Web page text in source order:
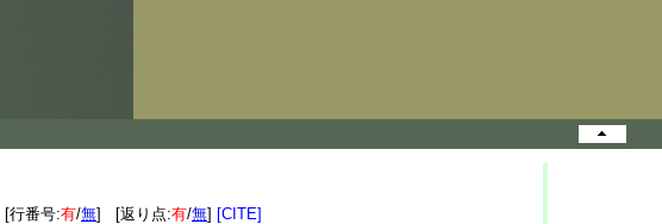
[行番号:有/無] [返り点:有/無] [CITE]